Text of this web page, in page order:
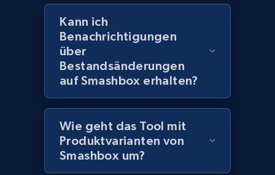
keyword
URL, Title, Rating, Reviews, Initial price, Final
price, Currency, Stock, and more.
165+ Jetzt anfangen
Lazada - Products - Discover products by
category URL or brand URL
URL, Title, Rating, Reviews, Initial price, Final
Kann ich
Benachrichtigungen
über
Bestandsänderungen
auf Smashbox erhalten?
Wie geht das Tool mit
Produktvarianten von
Smashbox um?